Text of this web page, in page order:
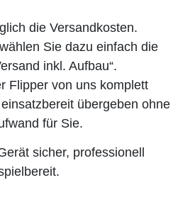
die Versandkosten.
Sie dazu einfach die
inkl. Aufbau“.
Flipper von uns komplett
übergeben ohne
für Sie.
sicher, professionell